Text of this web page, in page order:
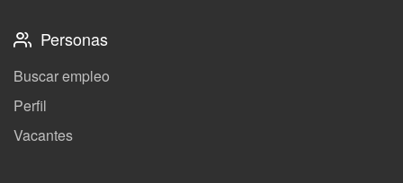
Personas
Buscar empleo
Perfil
Vacantes